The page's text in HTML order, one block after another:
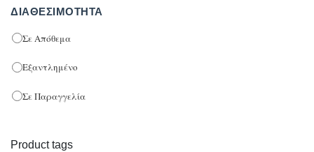
ΔΙΑΘΕΣΙΜΌΤΗΤΑ
Σε Απόθεμα
Εξαντλημένο
Σε Παραγγελία
Product tags